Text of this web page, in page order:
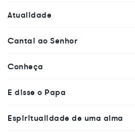
Atualidade
Cantai ao Senhor
Conheça
E disse o Papa
Espiritualidade de uma alma